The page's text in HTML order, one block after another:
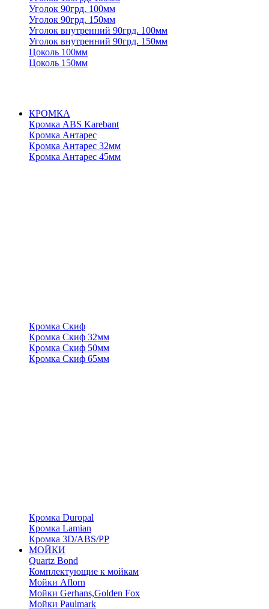
Уголок 90грд. 100мм
Уголок 90грд. 150мм
Уголок внутренний 90грд. 100мм
Уголок внутренний 90грд. 150мм
Цоколь 100мм
Цоколь 150мм
КРОМКА
Кромка ABS Karebant
Кромка Антарес
Кромка Антарес 32мм
Кромка Антарес 45мм
Кромка Скиф
Кромка Скиф 32мм
Кромка Скиф 50мм
Кромка Скиф 65мм
Кромка Duropal
Кромка Lamian
Кромка 3D/ABS/PP
МОЙКИ
Quartz Bond
Комплектующие к мойкам
Мойки Aflorn
Мойки Gerhans,Golden Fox
Мойки Paulmark